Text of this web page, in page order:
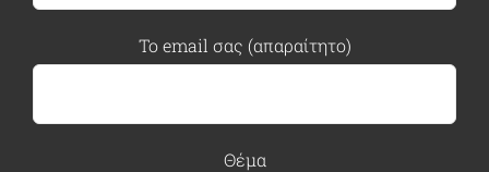
Το email σας (απαραίτητο)
Θέμα